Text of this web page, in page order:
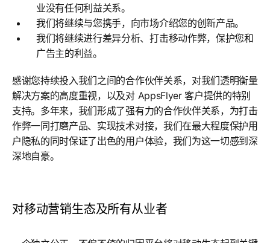
业没有任何利益关系。
我们将继续与您携手，向市场介绍您的创新产品。
我们将继续进行差异分析、打击移动作弊，保护您和
广告主的利益。
感谢您持续投入我们之间的合作伙伴关系，对我们透明衡量
解决方案的高度重视，以及对 AppsFlyer 客户提供的特别
支持。多年来，我们形成了强有力的合作伙伴关系，为打击
作弊一同打磨产品、实现技术对接，我们在最大程度保护用
户隐私的同时保证了出色的用户体验，我们为这一切感到深
深地自豪。
对移动营销生态及所有从业者